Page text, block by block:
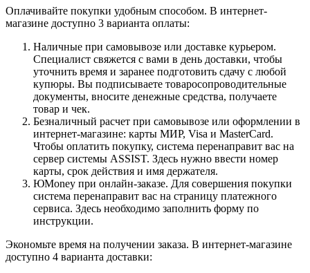
Оплачивайте покупки удобным способом. В интернет-
магазине доступно 3 варианта оплаты:
Наличные при самовывозе или доставке курьером.
Специалист свяжется с вами в день доставки, чтобы
уточнить время и заранее подготовить сдачу с любой
купюры. Вы подписываете товаросопроводительные
документы, вносите денежные средства, получаете
товар и чек.
Безналичный расчет при самовывозе или оформлении в
интернет-магазине: карты МИР, Visa и MasterCard.
Чтобы оплатить покупку, система перенаправит вас на
сервер системы ASSIST. Здесь нужно ввести номер
карты, срок действия и имя держателя.
ЮMoney при онлайн-заказе. Для совершения покупки
система перенаправит вас на страницу платежного
сервиса. Здесь необходимо заполнить форму по
инструкции.
Экономьте время на получении заказа. В интернет-магазине
доступно 4 варианта доставки: